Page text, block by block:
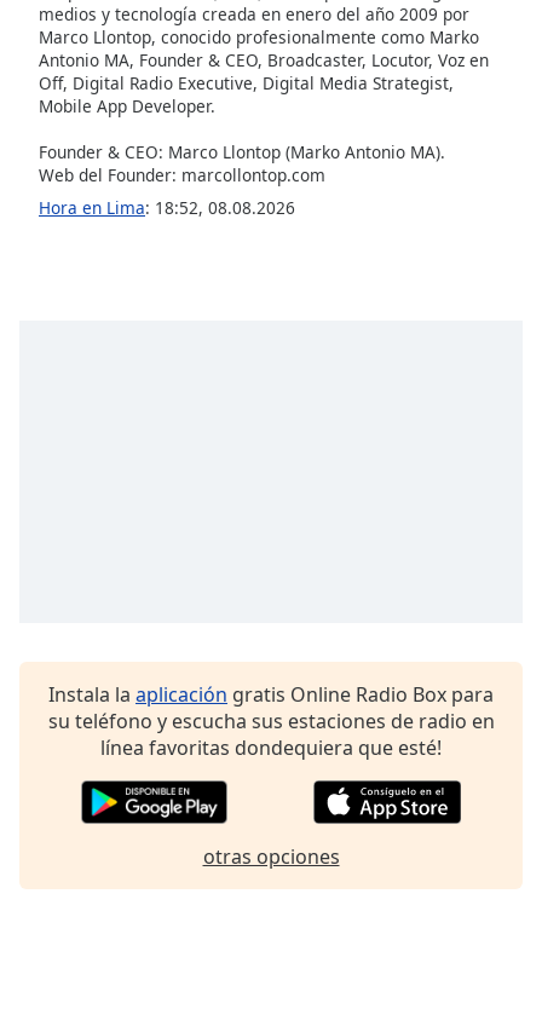
Font
Family
Done
Close
Dialog
medios y tecnología creada en enero del año 2009 por
Marco Llontop, conocido profesionalmente como Marko
Antonio MA, Founder & CEO, Broadcaster, Locutor, Voz en
Off, Digital Radio Executive, Digital Media Strategist,
Mobile App Developer.
Founder & CEO: Marco Llontop (Marko Antonio MA).
Web del Founder: marcollontop.com
Hora en Lima: 18:52, 08.08.2026
Instala la aplicación gratis Online Radio Box para
su teléfono y escucha sus estaciones de radio en
línea favoritas dondequiera que esté!
otras opciones